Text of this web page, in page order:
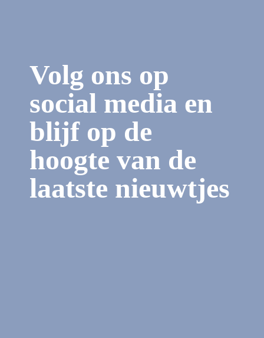
Volg ons op
social media en
blijf op de
hoogte van de
laatste nieuwtjes